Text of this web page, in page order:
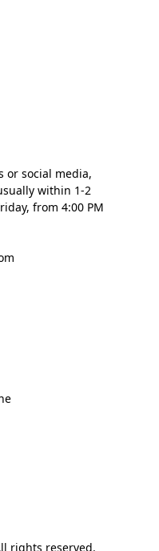
or social media,
within 1-2
from 4:00 PM
rights reserved.